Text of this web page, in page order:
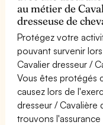
au métier de
dresseuse de
Protégez votre
pouvant survenir
Cavalier dresseur /
Vous êtes protégés
causez lors de
dresseur / Cavalière
trouvons